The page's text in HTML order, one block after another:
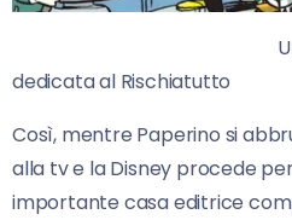
Una vignetta
dedicata al Rischiatutto
Così, mentre Paperino si
alla tv e la Disney procede
importante casa editrice